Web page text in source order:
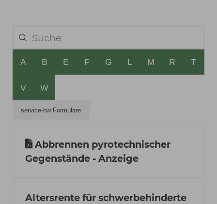
A B E F G L M R T
V W
service-bw Formulare
Abbrennen pyrotechnischer
Gegenstände - Anzeige
Altersrente für schwerbehinderte